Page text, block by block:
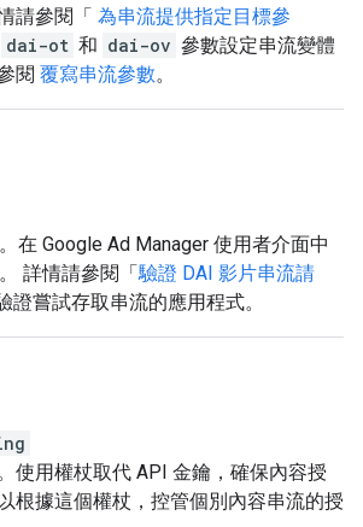
請參閱「 為串流提供指定目標參
dai-ot 和 dai-ov 參數設定串流變體
閱 覆寫串流參數。
在 Google Ad Manager 使用者介面中
詳情請參閱「驗證 DAI 影片串流請
證嘗試存取串流的應用程式。
使用權杖取代 API 金鑰，確保內容授
根據這個權杖，控管個別內容串流的授